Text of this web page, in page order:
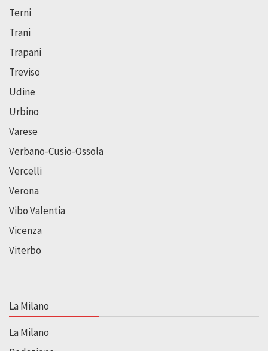
Terni
Trani
Trapani
Treviso
Udine
Urbino
Varese
Verbano-Cusio-Ossola
Vercelli
Verona
Vibo Valentia
Vicenza
Viterbo
La Milano
La Milano